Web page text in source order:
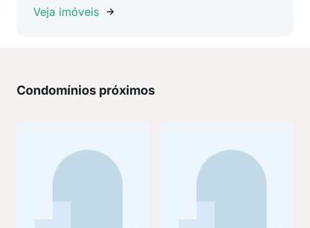
Veja imóveis
Condomínios próximos